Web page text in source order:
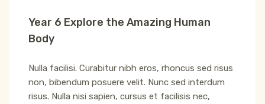
Year 6 Explore the Amazing Human
Body
Nulla facilisi. Curabitur nibh eros, rhoncus sed risus
non, bibendum posuere velit. Nunc sed interdum
risus. Nulla nisi sapien, cursus et facilisis nec,